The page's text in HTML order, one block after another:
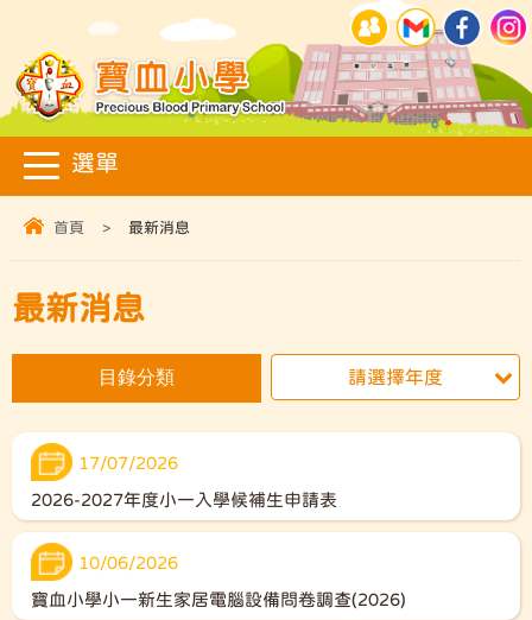
首頁 > 最新消息
最新消息
請選擇年度
目錄分類
17/07/2026
2026-2027年度小一入學候補生申請表
10/06/2026
寶血小學小一新生家居電腦設備問卷調查(2026)